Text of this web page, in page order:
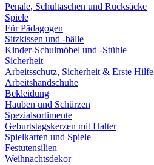
Penale, Schultaschen und Rucksäcke
Spiele
Für Pädagogen
Sitzkissen und -bälle
Kinder-Schulmöbel und -Stühle
Sicherheit
Arbeitsschutz, Sicherheit & Erste Hilfe
Arbeitshandschuhe
Bekleidung
Hauben und Schürzen
Spezialsortimente
Geburtstagskerzen mit Halter
Spielkarten und Spiele
Festutensilien
Weihnachtsdekor